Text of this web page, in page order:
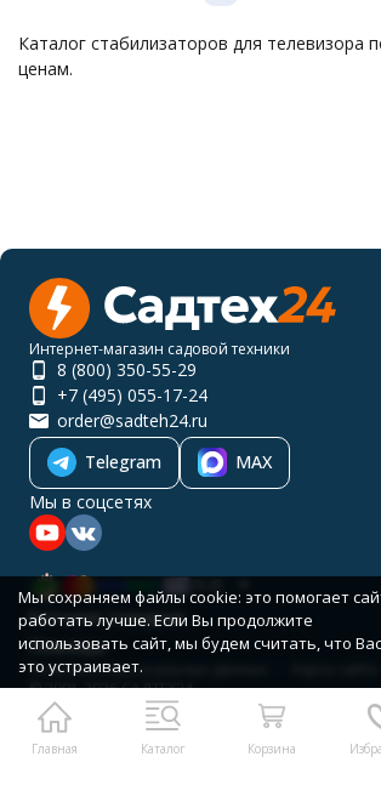
Каталог стабилизаторов для телевизора
ценам.
Главная Каталог Корзина
Интернет-магазин садовой техники
8 (800) 350-55-29
+7 (495) 055-17-24
order@sadteh24.ru
Telegram
MAX
Мы в соцсетях
Каталог товаров
Помощь
Политика персональных данных
© 2001-2026 САДТЕХ24
Разработано в
bodysite.ru
Мы сохраняем файлы cookie: это помогает
работать лучше. Если Вы продолжите
использовать сайт, мы будем считать, что Вас
это устраивает.